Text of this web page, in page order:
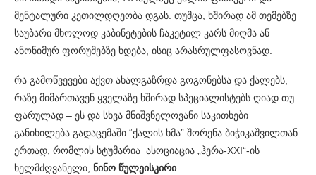
მენტალური კეთილდღეობა დგას. თუმცა, ხშირად ამ თემებზე
საუბარი მხოლოდ კაბინეტების ჩაკეტილ კარს მიღმა ან
ანონიმურ ფორუმებზე ხდება, ისიც არასრულფასოვნად.
რა გამოწვევები აქვთ ახალგაზრდა გოგონებსა და ქალებს,
რაზე მიმართავენ ყველაზე ხშირად სპეციალისტებს ღიად თუ
ფარულად – ეს და სხვა მნიშვნელოვანი საკითხები
განიხილება გადაცემაში “ქალის ხმა” შორენა ბიჭიკაშვილთან
ერთად, რომლის სტუმარია ასოციაცია „ჰერა-XXI“-ის
ხელმძღვანელი, ნინო წულეისკირი